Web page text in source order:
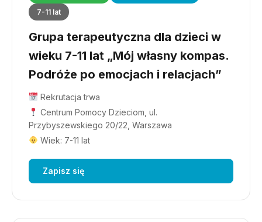
7-11 lat
Grupa terapeutyczna dla dzieci w
wieku 7-11 lat „Mój własny kompas.
Podróże po emocjach i relacjach”
Rekrutacja trwa
Centrum Pomocy Dzieciom, ul.
Przybyszewskiego 20/22, Warszawa
Wiek: 7-11 lat
Zapisz się